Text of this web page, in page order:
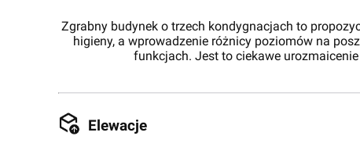
Zgrabny budynek o trzech kondygnacjach to
higieny, a wprowadzenie różnicy poziomów na
funkcjach. Jest to ciekawe
Elewacje